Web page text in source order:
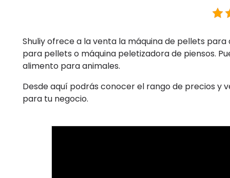
Shuliy ofrece a la venta la máquina de pellets
para pellets o máquina peletizadora de piensos.
alimento para animales.
Desde aquí podrás conocer el rango de precios y
para tu negocio.